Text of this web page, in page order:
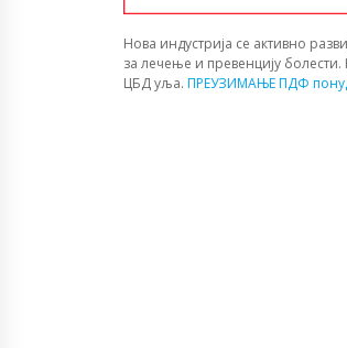
Нова индустрија се активно
за лечење и превенцију
ЦБД уља. ПРЕУЗИМАЊЕ ПДФ